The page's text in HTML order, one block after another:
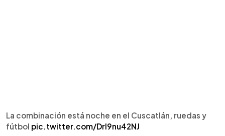
La combinación está noche en el Cuscatlán, ruedas y
fútbol pic.twitter.com/DrI9nu42NJ